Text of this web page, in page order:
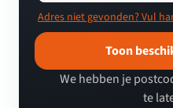
Adres niet gevonden? Vul
Toon
We hebben je
te